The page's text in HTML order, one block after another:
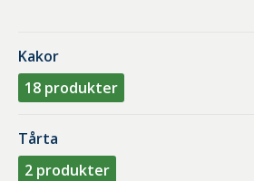
Kakor
18 produkter
Tårta
2 produkter